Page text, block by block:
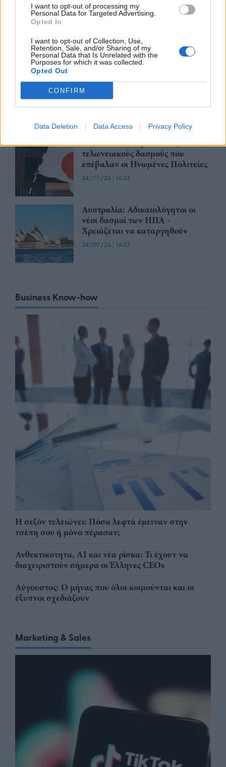
I want to opt-out of processing my
Personal Data for Targeted Advertising.
Opted In
I want to opt-out of Collection, Use,
Retention, Sale, and/or Sharing of my
Personal Data that Is Unrelated with the
Purposes for which it was collected.
Opted Out
CONFIRM
Data Deletion Data Access Privacy Policy
Η Revolut και η OpenAI
συνεργάζονται ώστε να φέρουν
πελάτες
30/07/26|15:43
κατά των νέων αμερικανικών
δασμών
Η Ιαπωνία επικρίνει τους νέους
τελωνειακούς δασμούς που
επέβαλαν οι Ηνωμένες Πολιτείες
24/07/26 | 16:33
Αυστραλία: Αδικαιολόγητοι οι
νέοι δασμοί των ΗΠΑ -
Χρειάζεται να καταργηθούν
24/07/26 | 16:22
Business Know-how
Η σεζόν τελειώνει: Πόσα λεφτά έμειναν στην
τσέπη σου ή μόνο πέρασαν;
Ανθεκτικότητα, AI και νέα ρίσκα: Τι έχουν να
διαχειριστούν σήμερα οι Έλληνες CEOs
Αύγουστος: Ο μήνας που όλοι κοιμούνται και οι
έξυπνοι σχεδιάζουν
Marketing & Sales